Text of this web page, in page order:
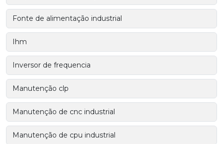
Fonte de alimentação industrial
Ihm
Inversor de frequencia
Manutenção clp
Manutenção de cnc industrial
Manutenção de cpu industrial